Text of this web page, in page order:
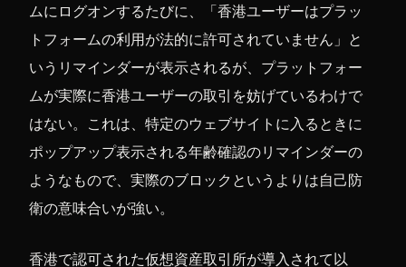
ムにログオンするたびに、「香港ユーザーはプラッ
トフォームの利用が法的に許可されていません」と
いうリマインダーが表示されるが、プラットフォー
ムが実際に香港ユーザーの取引を妨げているわけで
はない。これは、特定のウェブサイトに入るときに
ポップアップ表示される年齢確認のリマインダーの
ようなもので、実際のブロックというよりは自己防
衛の意味合いが強い。
香港で認可された仮想資産取引所が導入されて以